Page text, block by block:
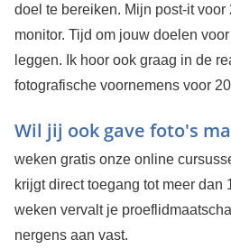
doel te bereiken. Mijn post-it
monitor. Tijd om jouw doelen
leggen. Ik hoor ook graag in de
fotografische voornemens voor
Wil jij ook gave foto's
weken gratis onze online
krijgt direct toegang tot meer dan
weken vervalt je
nergens aan vast.